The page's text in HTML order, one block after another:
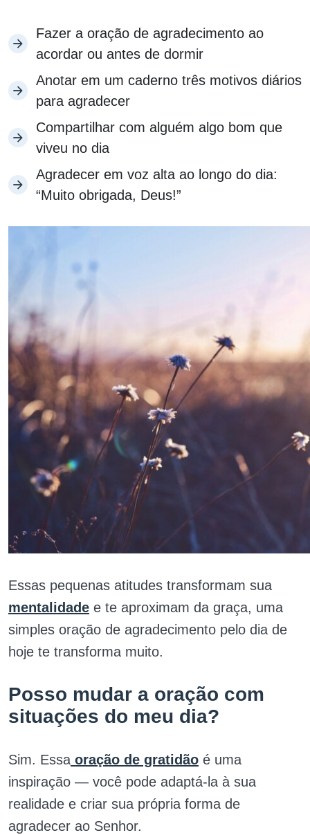
Fazer a oração de agradecimento ao
acordar ou antes de dormir
Anotar em um caderno três motivos diários
para agradecer
Compartilhar com alguém algo bom que
viveu no dia
Agradecer em voz alta ao longo do dia:
“Muito obrigada, Deus!”
Essas pequenas atitudes transformam sua
mentalidade e te aproximam da graça, uma
simples oração de agradecimento pelo dia de
hoje te transforma muito.
Posso mudar a oração com
situações do meu dia?
Sim. Essa oração de gratidão é uma
inspiração — você pode adaptá-la à sua
realidade e criar sua própria forma de
agradecer ao Senhor.